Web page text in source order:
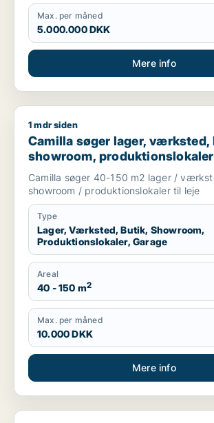
Max. per måned
5.000.000 DKK
Mere info
Camilla søger lager, værksted, butik,
1 mdr siden
Camilla søger lager, værksted,
showroom,
garage til leje i Nordsjælland
Camilla søger 40-150 m2 lager /
showroom / produktionslokaler til leje
Type
Lager, Værksted, Butik, Showroom,
Produktionslokaler, Garage
Areal
40 - 150 m2
Max. per måned
10.000 DKK
Mere info